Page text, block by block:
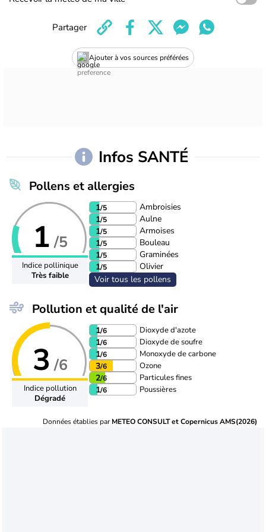
Ajouter à vos sources préférées
Partager
Infos SANTÉ
Pollens et allergies
1 /5
Indice pollinique
Très faible
1/5
Ambroisies
1/5
Aulne
1/5
Armoises
1/5
Bouleau
1/5
Graminées
1/5
Olivier
Voir tous les pollens
Pollution et qualité de l'air
3 /6
Indice pollution
Dégradé
1/6 Dioxyde d'azote
1/6 Dioxyde de soufre
1/6 Monoxyde de carbone
3/6 Ozone
2/6 Particules fines
1/6 Poussières
Données établies parMETEO CONSULT et Copernicus AMS(2026)